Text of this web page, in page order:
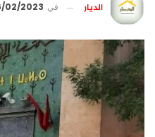
الديار في 2023 - 15:35